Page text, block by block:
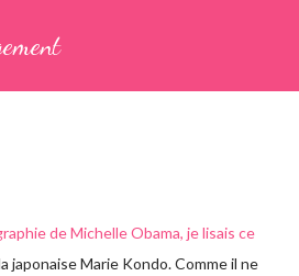
japonaise Marie Kondo. Comme il ne